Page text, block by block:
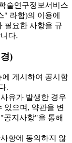
술연구정보서비스
" 라함)의 이용에
필요한 사항을 규
다.
)
게시하여 공시함
.
유가 발생한 경우
있으며, 약관을 변
공지사항"을 통해
항에 동의하지 않